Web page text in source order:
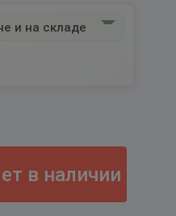
и на складе
в наличии